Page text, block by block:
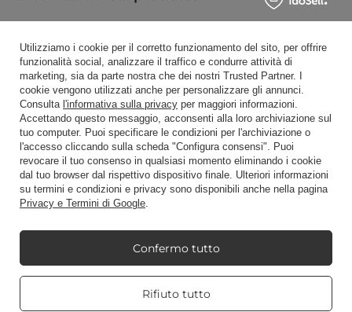
Candele profumate
Scorciatoia
Blog
shop@candleworld.eu
Utilizziamo i cookie per il corretto funzionamento del sito, per offrire
funzionalità social, analizzare il traffico e condurre attività di
marketing, sia da parte nostra che dei nostri Trusted Partner. I
cookie vengono utilizzati anche per personalizzare gli annunci.
Consulta l'informativa sulla privacy per maggiori informazioni.
Accettando questo messaggio, acconsenti alla loro archiviazione sul
tuo computer. Puoi specificare le condizioni per l'archiviazione o
l'accesso cliccando sulla scheda "Configura consensi". Puoi
revocare il tuo consenso in qualsiasi momento eliminando i cookie
dal tuo browser dal rispettivo dispositivo finale. Ulteriori informazioni
su termini e condizioni e privacy sono disponibili anche nella pagina
Privacy e Termini di Google.
Rifiuto tutto
Confermo tutto